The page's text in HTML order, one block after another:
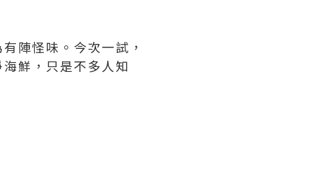
陣怪味。今次一試，
鮮，只是不多人知